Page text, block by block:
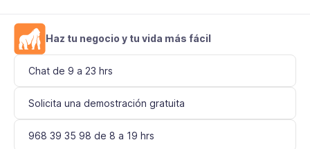
Haz tu negocio y tu vida más fácil
Chat de 9 a 23 hrs
Solicita una demostración gratuita
968 39 35 98 de 8 a 19 hrs